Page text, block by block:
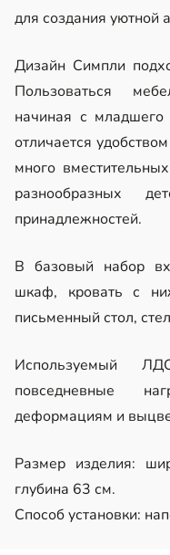
для создания уютной
Дизайн Симпли
Пользоваться
начиная с младшего
отличается
много
разнообразных
принадлежностей.
В базовый набор
шкаф, кровать с
письменный стол,
Используемый
повседневные
деформациям и
Размер изделия:
глубина 63 см.
Способ установки: